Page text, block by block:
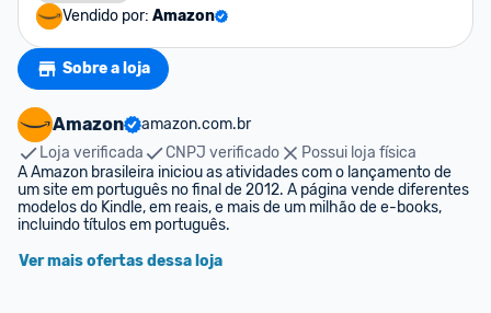
Vendido por: Amazon
Sobre a loja
Amazon
amazon.com.br
Loja verificada
CNPJ verificado
Possui loja física
A Amazon brasileira iniciou as atividades com o lançamento de
um site em português no final de 2012. A página vende diferentes
modelos do Kindle, em reais, e mais de um milhão de e-books,
incluindo títulos em português.
Ver mais ofertas dessa loja